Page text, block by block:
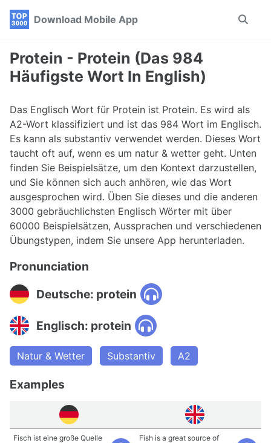
Skip
navigation
Skip
Skip
Download Mobile App
Toggle
Protein - Protein (Das 984
Häufigste Wort In English)
Das Englisch Wort für Protein ist Protein. Es wird als
A2-Wort klassifiziert und ist das 984 Wort im Englisch.
Es kann als substantiv verwendet werden. Dieses Wort
taucht oft auf, wenn es um natur & wetter geht. Unten
finden Sie Beispielsätze, um den Kontext darzustellen,
und Sie können sich auch anhören, wie das Wort
ausgesprochen wird. Üben Sie dieses und die anderen
3000 gebräuchlichsten Englisch Wörter mit über
60000 Beispielsätzen, Aussprachen und verschiedenen
Übungstypen, indem Sie unsere App herunterladen.
Pronunciation
Deutsche: protein
Englisch: protein
Natur & Wetter Substantiv A2
Examples
Fisch ist eine große Quelle
Fish is a great source of